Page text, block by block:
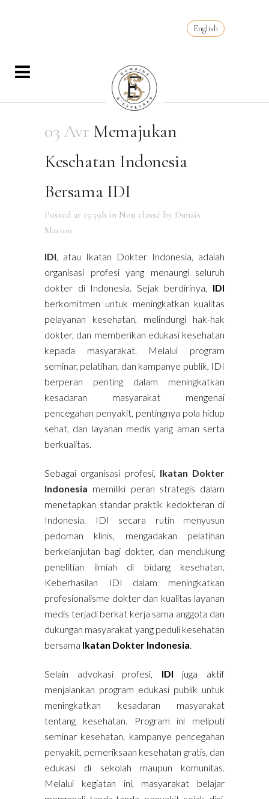
English
03 Avr Memajukan
Kesehatan Indonesia
Bersama IDI
Posted at 15:59h in Non classé by Dunais
Marion
IDI, atau Ikatan Dokter Indonesia, adalah
organisasi profesi yang menaungi seluruh
dokter di Indonesia. Sejak berdirinya, IDI
berkomitmen untuk meningkatkan kualitas
pelayanan kesehatan, melindungi hak-hak
dokter, dan memberikan edukasi kesehatan
kepada masyarakat. Melalui program
seminar, pelatihan, dan kampanye publik, IDI
berperan penting dalam meningkatkan
kesadaran masyarakat mengenai
pencegahan penyakit, pentingnya pola hidup
sehat, dan layanan medis yang aman serta
berkualitas.
Sebagai organisasi profesi, Ikatan Dokter
Indonesia memiliki peran strategis dalam
menetapkan standar praktik kedokteran di
Indonesia. IDI secara rutin menyusun
pedoman klinis, mengadakan pelatihan
berkelanjutan bagi dokter, dan mendukung
penelitian ilmiah di bidang kesehatan.
Keberhasilan IDI dalam meningkatkan
profesionalisme dokter dan kualitas layanan
medis terjadi berkat kerja sama anggota dan
dukungan masyarakat yang peduli kesehatan
bersama Ikatan Dokter Indonesia.
Selain advokasi profesi, IDI juga aktif
menjalankan program edukasi publik untuk
meningkatkan kesadaran masyarakat
tentang kesehatan. Program ini meliputi
seminar kesehatan, kampanye pencegahan
penyakit, pemeriksaan kesehatan gratis, dan
edukasi di sekolah maupun komunitas.
Melalui kegiatan ini, masyarakat belajar